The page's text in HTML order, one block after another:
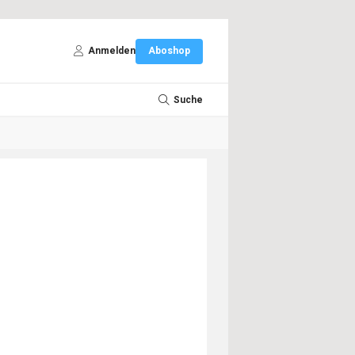
Anmelden Aboshop
Suche